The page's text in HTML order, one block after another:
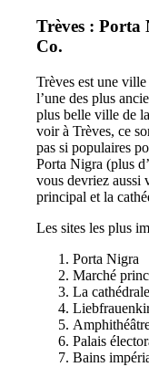
Trèves :
Co.
Trèves est une
l’une des plus
plus belle ville de
voir à Trèves, ce
pas si populaires
Porta Nigra (plus
vous devriez aussi
principal et la
Les sites les plus
Porta Nigra
Marché
La
Palais
Bains